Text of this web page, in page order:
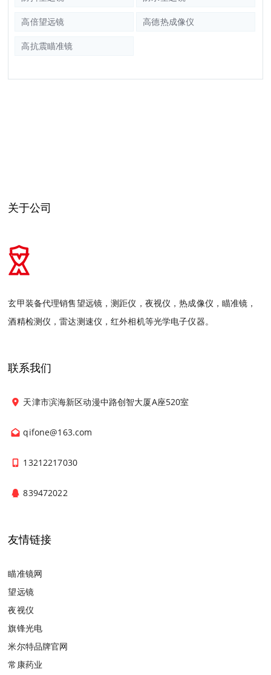
高倍望远镜 高德热成像仪
高抗震瞄准镜
关于公司
玄甲装备代理销售望远镜，测距仪，夜视仪，热成像仪，瞄准镜，
酒精检测仪，雷达测速仪，红外相机等光学电子仪器。
联系我们
天津市滨海新区动漫中路创智大厦A座520室
qifone@163.com
13212217030
839472022
友情链接
瞄准镜网
望远镜
夜视仪
旗锋光电
米尔特品牌官网
常康药业